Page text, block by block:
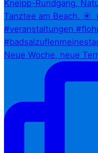
Neue Woche, neue